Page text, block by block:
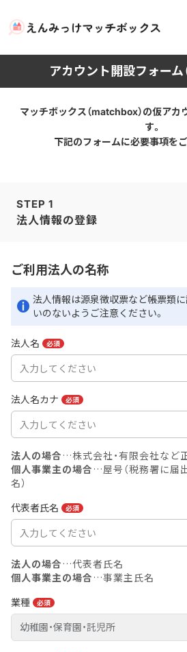
アカウント開設フォーム
マッチボックス（matchbox）の仮アカ
す。
下記のフォームに必要事項を
STEP 1
法人情報の登録
ご利用法人の名称
法人情報は源泉徴収票など帳票類
いのないようご注意ください。
法人名 必須
法人名カナ 必須
法人の場合 …株式会社・有限会社など
個人事業主の場合 …屋号（税務署に届
名）
代表者氏名 必須
法人の場合 …代表者氏名
個人事業主の場合 …事業主氏名
業種 必須
幼稚園・保育園・託児所